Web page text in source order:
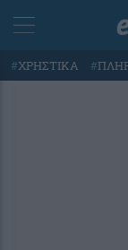
#ΧΡΗΣΤΙΚΑ #